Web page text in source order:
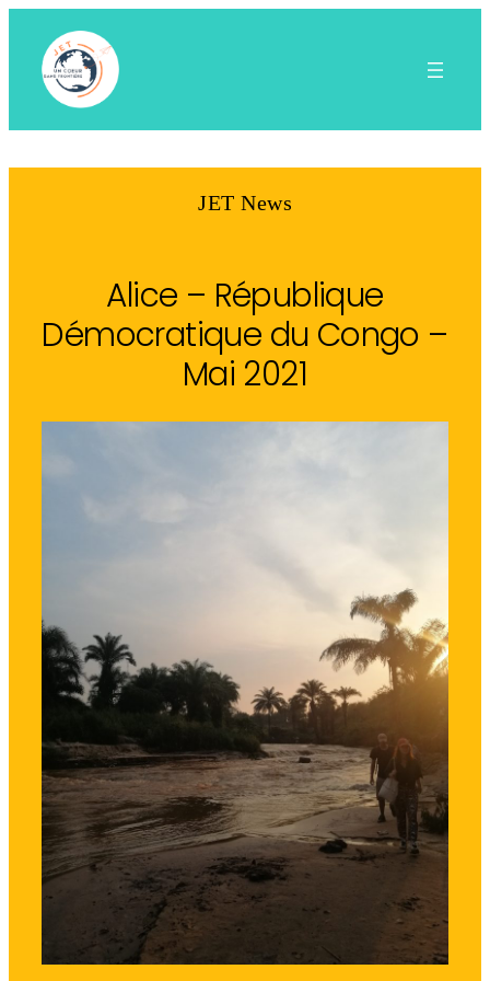
contenu
JET News
Alice – République
Démocratique du Congo –
Mai 2021